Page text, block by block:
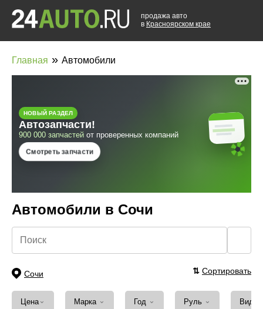
продажа авто
в Красноярском крае
Главная » Автомобили
Автомобили в Сочи
Сочи ⇅ Сортировать
Цена ⌄ Марка ⌄ Год ⌄ Руль ⌄ Вид